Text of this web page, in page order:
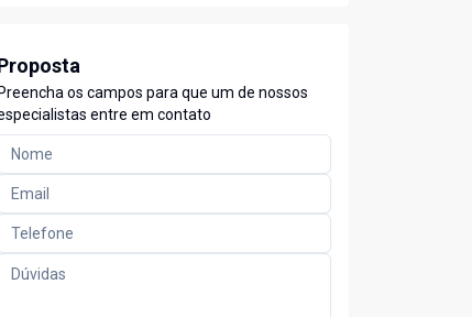
Preencha os campos para que um de nossos
entre em contato